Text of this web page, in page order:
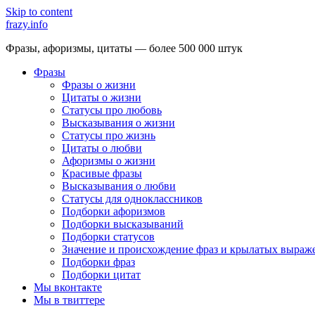
Skip to content
frazy.info
Фразы, афоризмы, цитаты — более 500 000 штук
Фразы
Фразы о жизни
Цитаты о жизни
Статусы про любовь
Высказывания о жизни
Статусы про жизнь
Цитаты о любви
Афоризмы о жизни
Красивые фразы
Высказывания о любви
Статусы для одноклассников
Подборки афоризмов
Подборки высказываний
Подборки статусов
Значение и происхождение фраз и крылатых
Подборки фраз
Подборки цитат
Мы вконтакте
Мы в твиттере